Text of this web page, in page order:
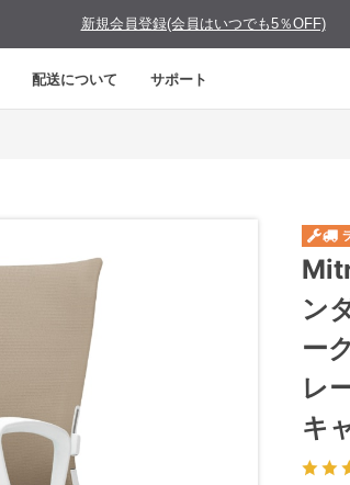
新規会員登録(会員はいつでも5％OFF)
配送について サポート
ン
ー
レ
キ